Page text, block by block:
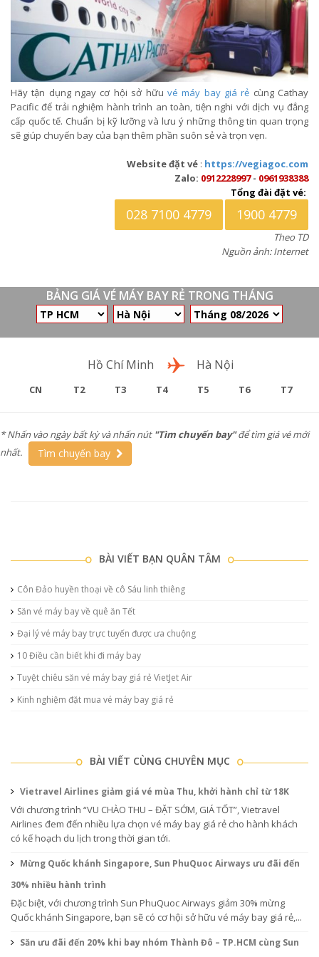
Hãy tận dụng ngay cơ hội sở hữu vé máy bay giá rẻ cùng Cathay
Pacific để trải nghiệm hành trình an toàn, tiện nghi với dịch vụ đẳng
cấp quốc tế. Chuẩn bị kỹ lưỡng và lưu ý những thông tin quan trọng
sẽ giúp chuyến bay của bạn thêm phần suôn sẻ và trọn vẹn.
Website đặt vé : https://vegiagoc.com
Zalo: 0912228997- 0961938388
Tổng đài đặt vé:
028 7100 4779 1900 4779
Theo TD
Nguồn ảnh: Internet
BẢNG GIÁ VÉ MÁY BAY RẺ TRONG THÁNG
Hồ Chí Minh Hà Nội
CN T2 T3 T4 T5 T6 T7
* Nhấn vào ngày bất kỳ và nhấn nút "Tìm chuyến bay"để tìm giá vé mới
nhất.
Tìm chuyến bay
BÀI VIẾT BẠN QUÂN TÂM
Côn Đảo huyền thoại về cô Sáu linh thiêng
Săn vé máy bay về quê ăn Tết
Đại lý vé máy bay trực tuyến được ưa chuộng
10 Điều cần biết khi đi máy bay
Tuyệt chiêu săn vé máy bay giá rẻ VietJet Air
Kinh nghiệm đặt mua vé máy bay giá rẻ
BÀI VIẾT CÙNG CHUYÊN MỤC
Vietravel Airlines giảm giá vé mùa Thu, khởi hành chỉ từ 18K
Với chương trình “VU CHÀO THU – ĐẶT SỚM, GIÁ TỐT”, Vietravel
Airlines đem đến nhiều lựa chọn vé máy bay giá rẻ cho hành khách
có kế hoạch du lịch trong thời gian tới.
Mừng Quốc khánh Singapore, Sun PhuQuoc Airways ưu đãi đến
30% nhiều hành trình
Đặc biệt, với chương trình Sun PhuQuoc Airways giảm 30% mừng
Quốc khánh Singapore, bạn sẽ có cơ hội sở hữu vé máy bay giá rẻ,...
Săn ưu đãi đến 20% khi bay nhóm Thành Đô – TP.HCM cùng Sun